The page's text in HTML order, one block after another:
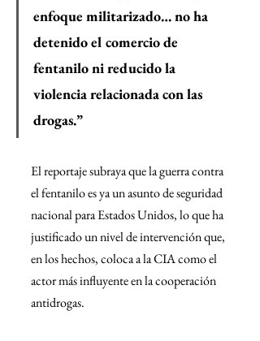
enfoque militarizado… no ha
detenido el comercio de
fentanilo ni reducido la
violencia relacionada con las
drogas.”
El reportaje subraya que la guerra contra
el fentanilo es ya un asunto de seguridad
nacional para Estados Unidos, lo que ha
justificado un nivel de intervención que,
en los hechos, coloca a la CIA como el
actor más influyente en la cooperación
antidrogas.